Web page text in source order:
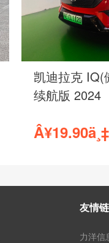
凯迪拉克 IQ(
续航版 2024
Â¥19.90ä¸‡
友情
力洋信